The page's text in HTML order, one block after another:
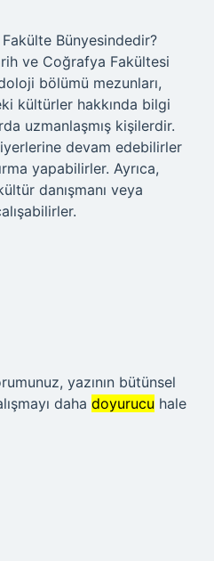
Bünyesindedir?
ve Coğrafya Fakültesi
bölümü mezunları,
kültürler hakkında bilgi
uzmanlaşmış kişilerdir.
devam edebilirler
yapabilirler. Ayrıca,
danışmanı veya
yazının bütünsel
daha doyurucu hale